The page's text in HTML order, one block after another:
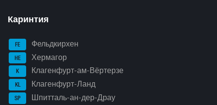
Каринтия
FE Фельдкирхен
HE Хермагор
K Клагенфурт-ам-Вёртерзе
KL Клагенфурт-Ланд
SP Шпитталь-ан-дер-Драу